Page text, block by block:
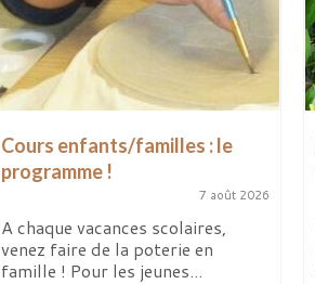
Cours enfants/familles : le
programme !
7 août 2026
A chaque vacances scolaires,
venez faire de la poterie en
famille ! Pour les jeunes...